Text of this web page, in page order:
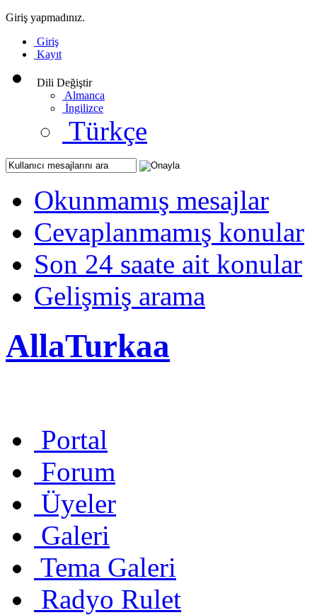
Giriş yapmadınız.
Giriş
Kayıt
Dili Değiştir
Almanca
İngilizce
Türkçe
Okunmamış mesajlar
Cevaplanmamış konular
Son 24 saate ait konular
Gelişmiş arama
AllaTurkaa
Portal
Forum
Üyeler
Galeri
Tema Galeri
Radyo Rulet